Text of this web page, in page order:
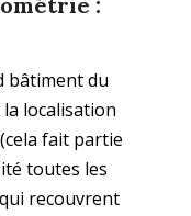
bâtiment du
la localisation
fait partie
toutes les
recouvrent